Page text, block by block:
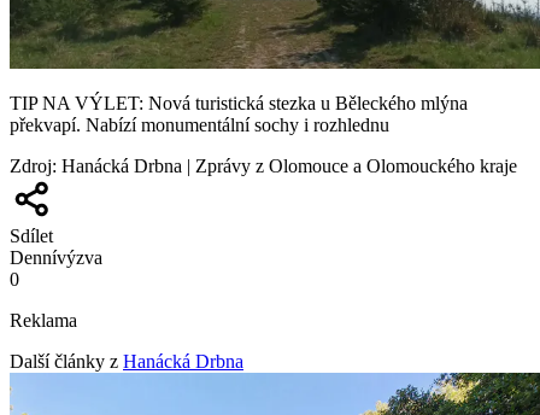
TIP NA VÝLET: Nová turistická stezka u Běleckého mlýna
překvapí. Nabízí monumentální sochy i rozhlednu
Zdroj: Hanácká Drbna | Zprávy z Olomouce a Olomouckého kraje
Sdílet
Dennívýzva
0
Reklama
Další články z Hanácká Drbna